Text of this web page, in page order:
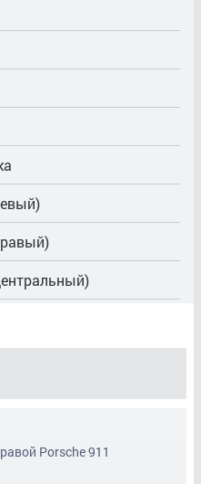
Дворников)
Правый
Porsche 911